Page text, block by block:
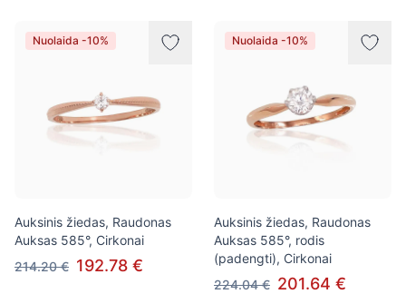
Nuolaida -10%
Auksinis žiedas, Raudonas
Auksas 585°, Cirkonai
214.20 € 192.78 €
Nuolaida -10%
Auksinis žiedas, Raudonas
Auksas 585°, rodis
(padengti), Cirkonai
224.04 € 201.64 €